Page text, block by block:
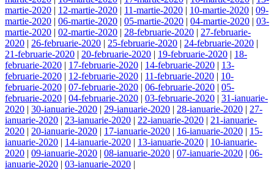
martie-2020 | 12-martie-2020 | 11-martie-2020 | 10-martie-2020 | 09-
martie-2020 | 06-martie-2020 | 05-martie-2020 | 04-martie-2020 | 03-
martie-2020 | 02-martie-2020 | 28-februarie-2020 | 27-februarie-
2020 | 26-februarie-2020 | 25-februarie-2020 | 24-februarie-2020 |
21-februarie-2020 | 20-februarie-2020 | 19-februarie-2020 | 18-
februarie-2020 | 17-februarie-2020 | 14-februarie-2020 | 13-
februarie-2020 | 12-februarie-2020 | 11-februarie-2020 | 10-
februarie-2020 | 07-februarie-2020 | 06-februarie-2020 | 05-
februarie-2020 | 04-februarie-2020 | 03-februarie-2020 | 31-ianuarie-
2020 | 30-ianuarie-2020 | 29-ianuarie-2020 | 28-ianuarie-2020 | 27-
ianuarie-2020 | 23-ianuarie-2020 | 22-ianuarie-2020 | 21-ianuarie-
2020 | 20-ianuarie-2020 | 17-ianuarie-2020 | 16-ianuarie-2020 | 15-
ianuarie-2020 | 14-ianuarie-2020 | 13-ianuarie-2020 | 10-ianuarie-
2020 | 09-ianuarie-2020 | 08-ianuarie-2020 | 07-ianuarie-2020 | 06-
ianuarie-2020 | 03-ianuarie-2020 |